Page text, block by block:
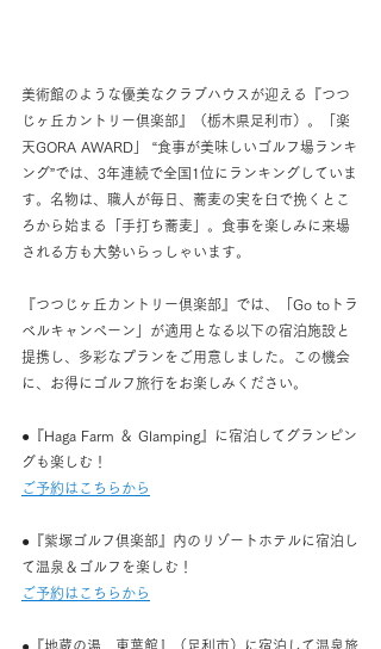
美術館のような優美なクラブハウスが迎える『つつ
じヶ丘カントリー倶楽部』（栃木県足利市）。「楽
天GORA AWARD」 “食事が美味しいゴルフ場ランキ
ング”では、3年連続で全国1位にランキングしていま
す。名物は、職人が毎日、蕎麦の実を臼で挽くとこ
ろから始まる「手打ち蕎麦」。食事を楽しみに来場
される方も大勢いらっしゃいます。
『つつじヶ丘カントリー倶楽部』では、「Go toトラ
ベルキャンペーン」が適用となる以下の宿泊施設と
提携し、多彩なプランをご用意しました。この機会
に、お得にゴルフ旅行をお楽しみください。
●『Haga Farm ＆ Glamping』に宿泊してグランピン
グも楽しむ！
ご予約はこちらから
●『紫塚ゴルフ倶楽部』内のリゾートホテルに宿泊し
て温泉＆ゴルフを楽しむ！
ご予約はこちらから
●『地蔵の湯　東葉館』（足利市）に宿泊して温泉旅